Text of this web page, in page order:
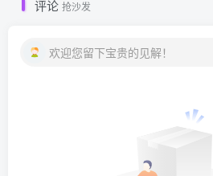
评论 抢沙发
欢迎您留下宝贵的见解！